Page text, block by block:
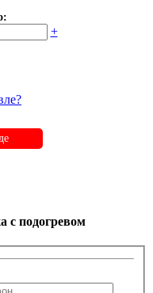
+
с подогревом